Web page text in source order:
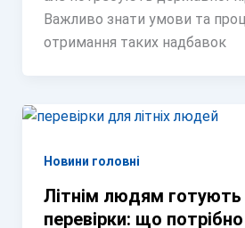
Важливо знати умови та
отримання таких надбавок
Новини головні
Літнім людям
перевірки: що